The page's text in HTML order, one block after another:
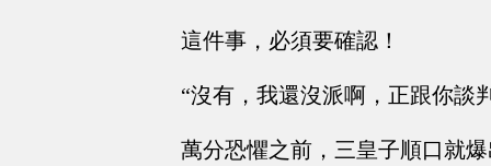
這件事，必須要確認！
“沒有，我還沒派啊，正跟你談
萬分恐懼之前，三皇子順口就